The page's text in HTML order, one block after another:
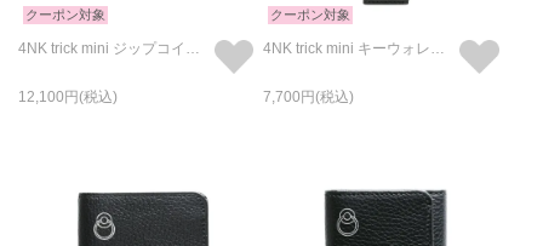
クーポン対象
4NK trick mini ジップコインウォレット キャッシュレス対応のお財布/L字コイン&キーケース/ロゴプリント
12,100
クーポン対象
4NK trick mini キーウォレット キャッシュレス対応のお財布/キーホルダー・キーチェーン/ロゴプリント
7,700